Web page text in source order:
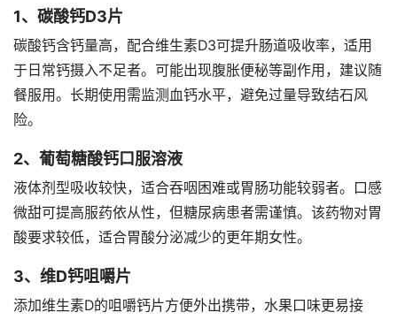
1、碳酸钙D3片
碳酸钙含钙量高，配合维生素D3可提升肠道吸收率，适用
于日常钙摄入不足者。可能出现腹胀便秘等副作用，建议随
餐服用。长期使用需监测血钙水平，避免过量导致结石风
险。
2、葡萄糖酸钙口服溶液
液体剂型吸收较快，适合吞咽困难或胃肠功能较弱者。口感
微甜可提高服药依从性，但糖尿病患者需谨慎。该药物对胃
酸要求较低，适合胃酸分泌减少的更年期女性。
3、维D钙咀嚼片
添加维生素D的咀嚼钙片方便外出携带，水果口味更易接